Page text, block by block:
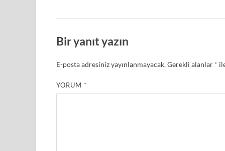
Bir yanıt yazın
E-posta adresiniz yayınlanmayacak.Gerekli alanlar *
YORUM *